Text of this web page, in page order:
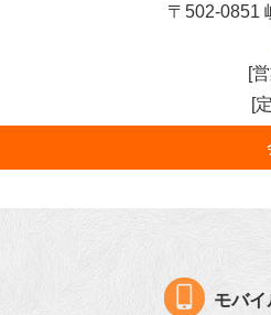
〒502-0851
[
[
モバイ